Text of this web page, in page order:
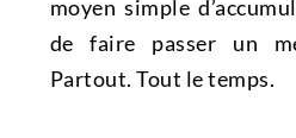
moyen simple
de faire passer un
Partout. Tout le temps.